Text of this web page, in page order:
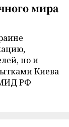
мира
но и
Киева
МИД РФ